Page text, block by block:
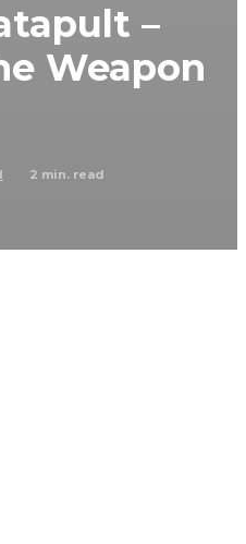
–
Weapon
2 min. read